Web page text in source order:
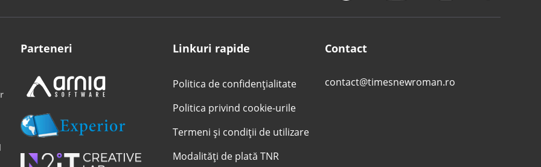
Parteneri Linkuri rapide
Politica de confidențialitate
Politica privind cookie-urile
Termeni și condiții de utilizare
Modalități de plată TNR
Contact
contact@timesnewroman.ro